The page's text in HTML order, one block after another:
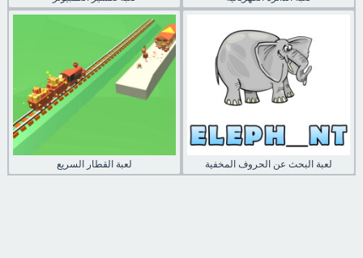
لعبة القطار السريع لعبة البحث عن الحروف المخفية